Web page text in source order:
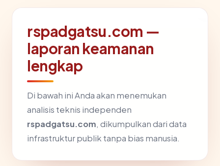
rspadgatsu.com —
laporan keamanan
lengkap
Di bawah ini Anda akan menemukan
analisis teknis independen
rspadgatsu.com, dikumpulkan dari data
infrastruktur publik tanpa bias manusia.